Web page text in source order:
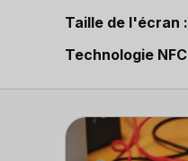
Taille de l'écran
Technologie NFC